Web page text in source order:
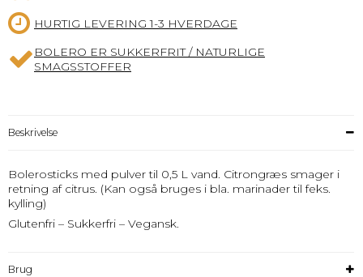
HURTIG LEVERING 1-3 HVERDAGE
BOLERO ER SUKKERFRIT / NATURLIGE
SMAGSSTOFFER
Beskrivelse
Bolerosticks med pulver til 0,5 L vand. Citrongræs smager i
retning af citrus. (Kan også bruges i bla. marinader til feks.
kylling)
Glutenfri – Sukkerfri – Vegansk.
Brug